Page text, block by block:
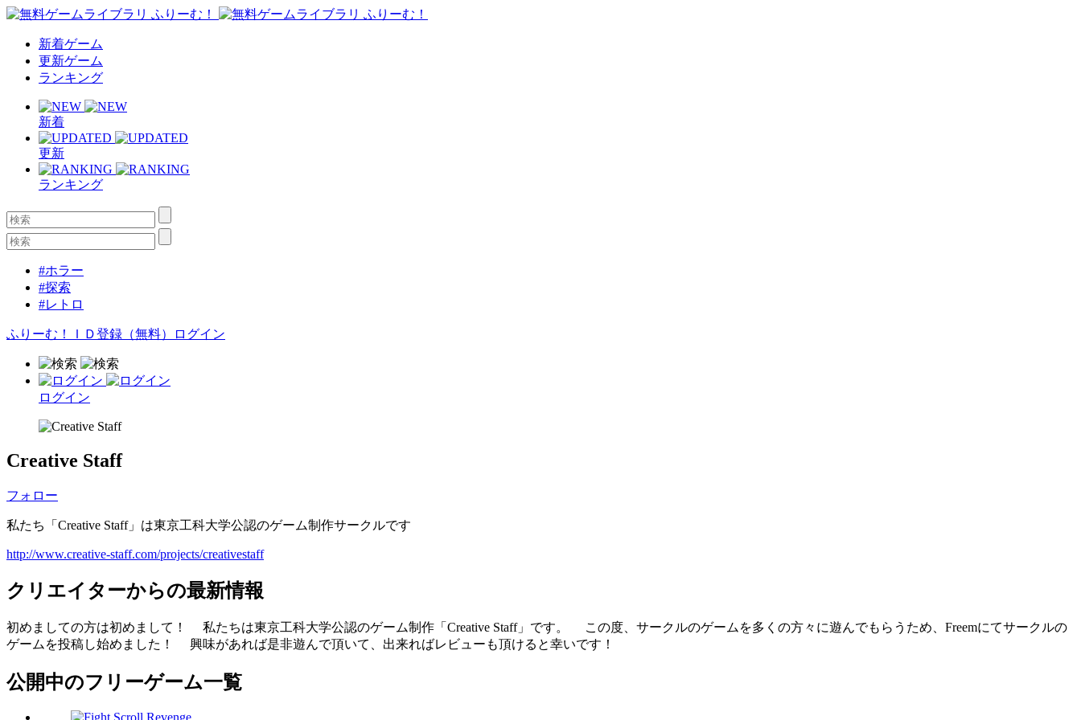
新着ゲーム
更新ゲーム
ランキング
新着
更新
ランキング
#ホラー
#探索
#レトロ
ふりーむ！ＩＤ登録（無料） ログイン
ログイン
Creative Staff
フォロー
私たち「Creative Staff」は東京工科大学公認のゲーム制作サークルです
http://www.creative-staff.com/projects/creativestaff
クリエイターからの最新情報
初めましての方は初めまして！ 私たちは東京工科大学公認のゲーム制作「Creative Staff」です。 この度、サークルのゲームを多くの方々に遊んでもらうため、Freemにてサークルの
ゲームを投稿し始めました！ 興味があれば是非遊んで頂いて、出来ればレビューも頂けると幸いです！
公開中のフリーゲーム一覧